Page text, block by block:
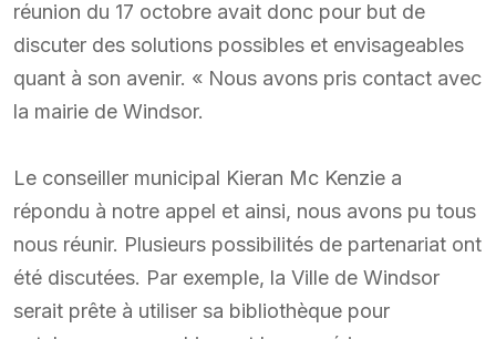
réunion du 17 octobre avait donc pour but de
discuter des solutions possibles et envisageables
quant à son avenir. « Nous avons pris contact avec
la mairie de Windsor.
Le conseiller municipal Kieran Mc Kenzie a
répondu à notre appel et ainsi, nous avons pu tous
nous réunir. Plusieurs possibilités de partenariat ont
été discutées. Par exemple, la Ville de Windsor
serait prête à utiliser sa bibliothèque pour